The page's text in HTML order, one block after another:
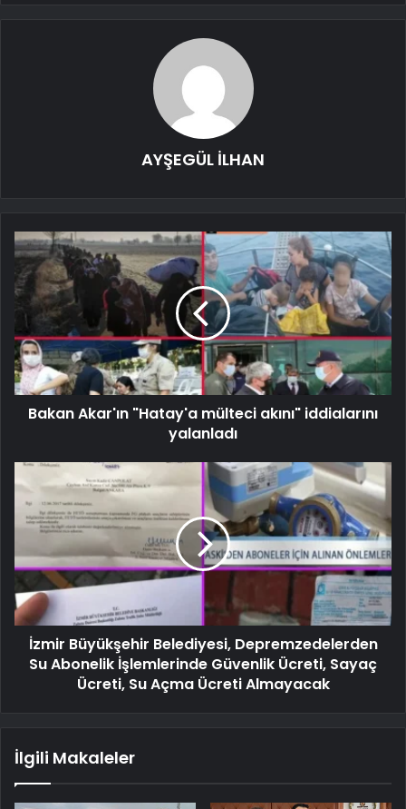
AYŞEGÜL İLHAN
Bakan Akar'ın "Hatay'a mülteci akını" iddialarını
yalanladı
İzmir Büyükşehir Belediyesi, Depremzedelerden
Su Abonelik İşlemlerinde Güvenlik Ücreti, Sayaç
Ücreti, Su Açma Ücreti Almayacak
İlgili Makaleler